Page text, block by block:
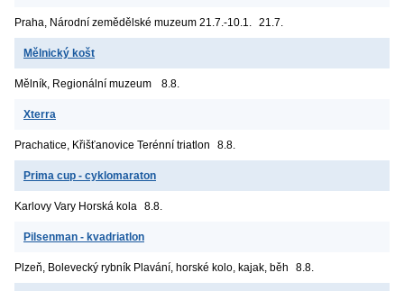
Praha, Národní zemědělské muzeum 21.7.-10.1. 21.7.
Mělnický košt
Mělník, Regionální muzeum 8.8.
Xterra
Prachatice, Křišťanovice Terénní triatlon 8.8.
Prima cup - cyklomaraton
Karlovy Vary Horská kola 8.8.
Pilsenman - kvadriatlon
Plzeň, Bolevecký rybník Plavání, horské kolo, kajak, běh 8.8.